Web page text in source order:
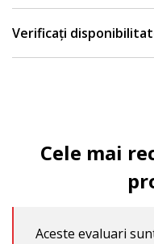
Verificați
Cele mai
Aceste evaluari